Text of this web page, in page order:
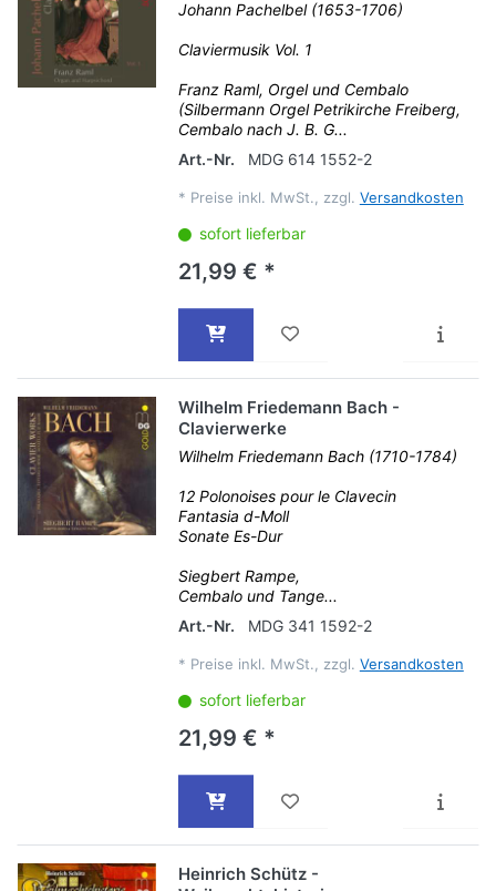
Johann Pachelbel (1653-1706)
Claviermusik Vol. 1
Franz Raml, Orgel und Cembalo
(Silbermann Orgel Petrikirche Freiberg,
Cembalo nach J. B. G...
Art.-Nr.
MDG 614 1552-2
* Preise inkl. MwSt., zzgl. Versandkosten
sofort lieferbar
21,99 € *
Wilhelm Friedemann Bach -
Clavierwerke
Wilhelm Friedemann Bach (1710-1784)
12 Polonoises pour le Clavecin
Fantasia d-Moll
Sonate Es-Dur
Siegbert Rampe,
Cembalo und Tange...
Art.-Nr.
MDG 341 1592-2
* Preise inkl. MwSt., zzgl. Versandkosten
sofort lieferbar
21,99 € *
Heinrich Schütz -